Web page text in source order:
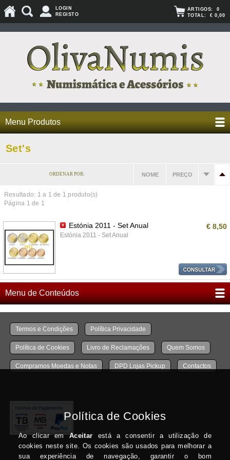
LOGIN
REGISTO
ARTIGOS: 0
TOTAL: € 0,00
Menu Produtos
Set's
ORDENAR POR: NOME PREÇO
Resultado: 1 a 1 de 1 produto(s)
Página 1 de 1
Estónia 2011 - Set Anual
Estónia 2011 - Set Anual
€ 8,50
Menu de Conteúdos
Termos e Condições Política Privacidade
Política de Cookies Livro de Reclamações Quem Somos
Compramos Moedas e Notas DPD Lojas Pickup Contactos